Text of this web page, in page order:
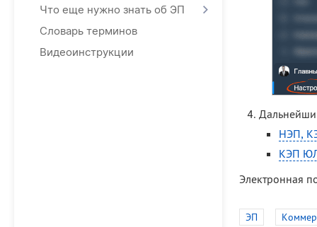
Что еще нужно знать об ЭП
Словарь терминов
Видеоинструкции
НЭП,
КЭП
Электронная
ЭП